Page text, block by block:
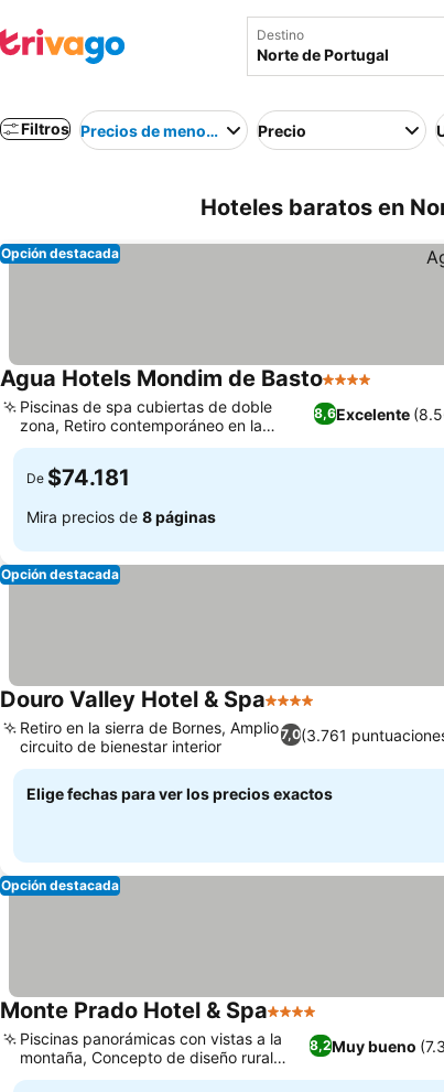
Destino
Filtros Precios de menor a mayorPrecio
Hoteles baratos en
Opción destacada
Agua Hotels Mondim de Basto4 Estrellas
8,6Excelente
Piscinas de spa cubiertas de doble
zona, Retiro contemporáneo en la
montaña junto al río
De $74.181
Mira precios de 8 páginas
Opción destacada
Douro Valley Hotel & Spa4 Estrellas
7,0(3.761
Retiro en la sierra de Bornes, Amplio
circuito de bienestar interior
Elige fechas para ver los precios exactos
Opción destacada
Monte Prado Hotel & Spa4 Estrellas
8,2Muy bueno
Piscinas panorámicas con vistas a la
montaña, Concepto de diseño rural
contemporáneo